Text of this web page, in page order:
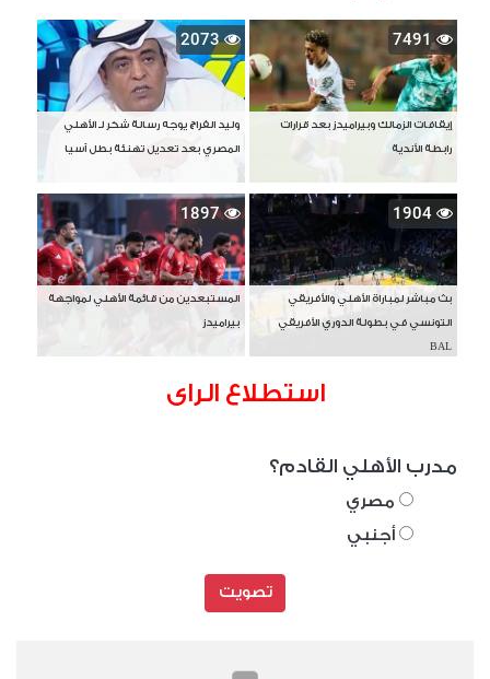
7491
إيقافات الزمالك وبيراميدز بعد قرارات
رابطة الأندية
2073
وليد الفراج يوجه رسالة شكر لـ الأهلي
المصري بعد تعديل تهنئة بطل آسيا
1904
بث مباشر لمباراة الأهلي والأفريقي
التونسي في بطولة الدوري الأفريقي
BAL
1897
المستبعدين من قائمة الأهلي لمواجهة
بيراميدز
استطلاع الراى
مدرب الأهلي القادم؟
مصري
أجنبي
تصويت